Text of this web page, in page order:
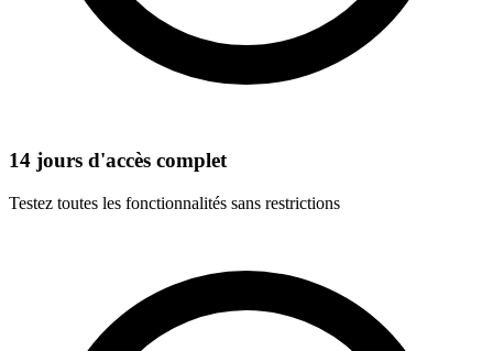
14 jours d'accès complet
Testez toutes les fonctionnalités sans restrictions